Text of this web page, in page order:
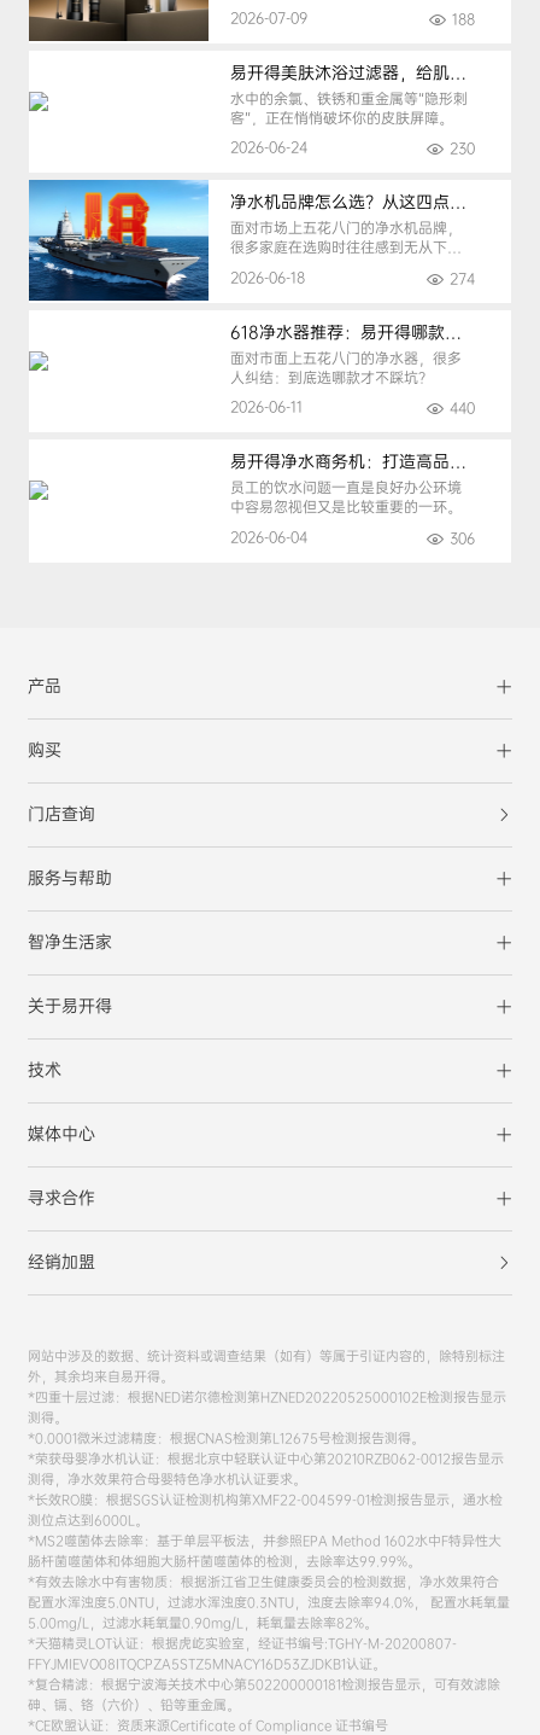
2026-07-09
188
易开得美肤沐浴过滤器，给肌肤纯净呵护
水中的余氯、铁锈和重金属等“隐形刺
客”，正在悄悄破坏你的皮肤屏障。
2026-06-24
230
净水机品牌怎么选？从这四点入手，避开90%的选购陷阱
面对市场上五花八门的净水机品牌，
很多家庭在选购时往往感到无从下
手。
2026-06-18 274
618净水器推荐：易开得哪款最适合你？
面对市面上五花八门的净水器，很多
人纠结：到底选哪款才不踩坑？
2026-06-11
440
易开得净水商务机：打造高品质办公健康饮水环境
员工的饮水问题一直是良好办公环境
中容易忽视但又是比较重要的一环。
2026-06-04
306
产品
购买
门店查询
服务与帮助
智净生活家
关于易开得
技术
媒体中心
寻求合作
经销加盟
网站中涉及的数据、统计资料或调查结果（如有）等属于引证内容的，除特别标注
外，其余均来自易开得。
*四重十层过滤：根据NED诺尔德检测第HZNED20220525000102E检测报告显示
测得。
*0.0001微米过滤精度：根据CNAS检测第L12675号检测报告测得。
*荣获母婴净水机认证：根据北京中轻联认证中心第20210RZB062-0012报告显示
测得，净水效果符合母婴特色净水机认证要求。
*长效RO膜：根据SGS认证检测机构第XMF22-004599-01检测报告显示，通水检
测位点达到6000L。
*MS2噬菌体去除率：基于单层平板法，并参照EPA Method 1602水中F特异性大
肠杆菌噬菌体和体细胞大肠杆菌噬菌体的检测，去除率达99.99%。
*有效去除水中有害物质：根据浙江省卫生健康委员会的检测数据，净水效果符合
配置水浑浊度5.0NTU，过滤水浑浊度0.3NTU，浊度去除率94.0%， 配置水耗氧量
5.00mg/L，过滤水耗氧量0.90mg/L，耗氧量去除率82%。
*天猫精灵LOT认证：根据虎屹实验室，经证书编号:TGHY-M-20200807-
FFYJMIEVO08ITQCPZA5STZ5MNACY16D53ZJDKB1认证。
*复合精滤：根据宁波海关技术中心第502200000181检测报告显示，可有效滤除
砷、镉、铬（六价）、铅等重金属。
*CE欧盟认证：资质来源Certificate of Compliance 证书编号